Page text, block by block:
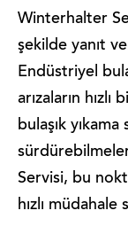
Winterhalter
şekilde yanıt
Endüstriyel
arızaların
bulaşık
Servisi, bu
hızlı müdahale